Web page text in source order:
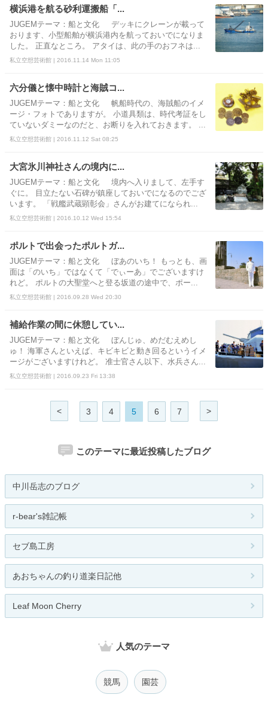
横浜港を航る砂利運搬船「...
JUGEMテーマ：船と文化 デッキにクレーンが載って
おります、小型船舶が横浜港内を航っておいでになりま
した。 正直なところ。 アタイは、此の手のおフネは...
私立空想芸術館 | 2016.11.14 Mon 11:05
六分儀と懐中時計と海賊コ...
JUGEMテーマ：船と文化 帆船時代の、海賊船のイメ
ージ・フォトでありますが。 小道具類は、時代考証をし
ていないダミーなのだと、お断りを入れておきます。 ...
私立空想芸術館 | 2016.11.12 Sat 08:25
大宮氷川神社さんの境内に...
JUGEMテーマ：船と文化 境内へ入りまして、左手す
ぐに。 目立たない石碑が鎮座しておいでになるのでござ
います。 「戦艦武蔵顕彰会」さんがお建てになられ...
私立空想芸術館 | 2016.10.12 Wed 15:54
ポルトで出会ったポルトガ...
JUGEMテーマ：船と文化 ぼあのいち！ もっとも、画
面は「のいち」ではなくて「でぃーあ」でございますけ
れど。 ポルトの大聖堂へと登る坂道の途中で、ポー...
私立空想芸術館 | 2016.09.28 Wed 20:30
補給作業の間に休憩してい...
JUGEMテーマ：船と文化 ぼんじゅ、めだむえめし
ゅ！ 海軍さんといえば、キビキビと動き回るというイメ
ージがございますけれど。 准士官さん以下、水兵さん...
私立空想芸術館 | 2016.09.23 Fri 13:38
< 3 4 5 6 7 >
このテーマに最近投稿したブログ
中川岳志のブログ
r-bear's雑記帳
セブ島工房
あおちゃんの釣り道楽日記他
Leaf Moon Cherry
人気のテーマ
競馬 園芸